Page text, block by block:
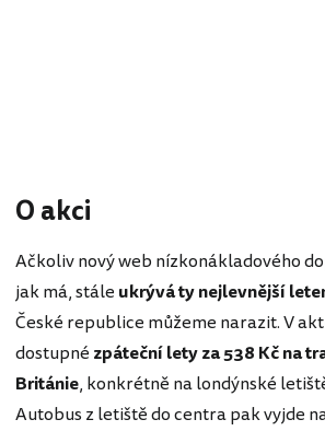
O akci
Ačkoliv nový web nízkonákladového
jak má, stále ukrývá ty nejlevnější
České republice můžeme narazit. V
dostupné zpáteční lety za 538 Kč na
Británie, konkrétně na londýnské
Autobus z letiště do centra pak vyjde